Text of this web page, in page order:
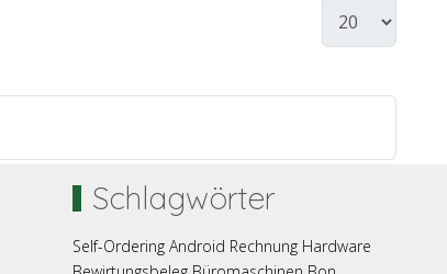
Schlagwörter
Self-Ordering Android Rechnung Hardware